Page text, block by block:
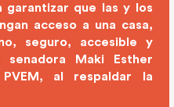
garantizar que las y los
acceso a una casa,
seguro, accesible y
senadora Maki Esther
al respaldar la